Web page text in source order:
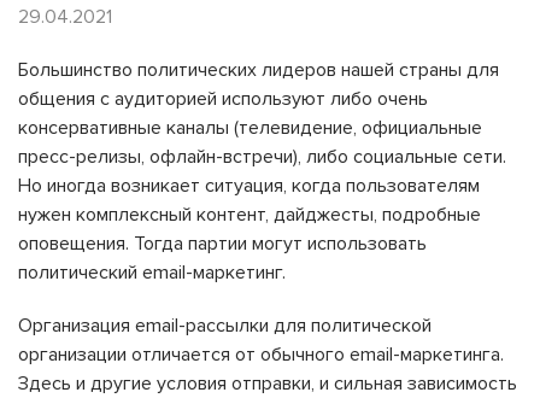
29.04.2021
Большинство политических лидеров нашей страны для
общения с аудиторией используют либо очень
консервативные каналы (телевидение, официальные
пресс-релизы, офлайн-встречи), либо социальные сети.
Но иногда возникает ситуация, когда пользователям
нужен комплексный контент, дайджесты, подробные
оповещения. Тогда партии могут использовать
политический email-маркетинг.
Организация email-рассылки для политической
организации отличается от обычного email-маркетинга.
Здесь и другие условия отправки, и сильная зависимость